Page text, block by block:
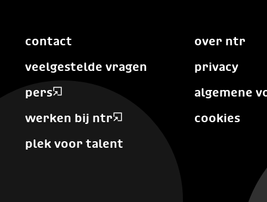
contact
veelgestelde vragen
pers
werken bij ntr
plek voor talent
over ntr
privacy
algemene
cookies